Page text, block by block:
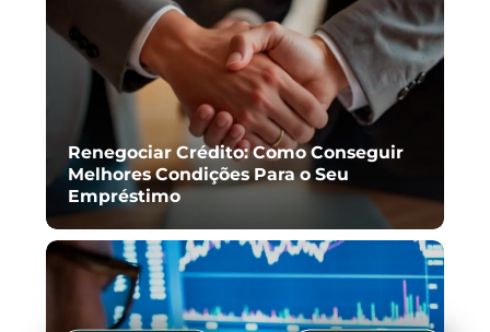
Renegociar Crédito: Como Conseguir
Melhores Condições Para o Seu
Empréstimo